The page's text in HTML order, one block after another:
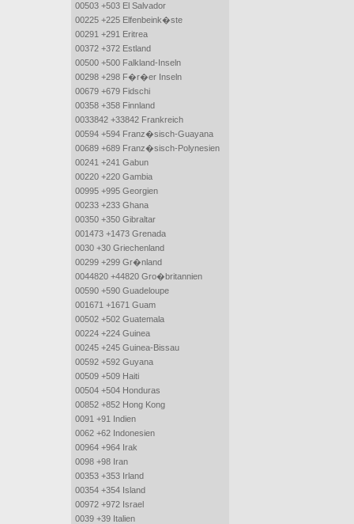
00503 +503 El Salvador
00225 +225 Elfenbeink�ste
00291 +291 Eritrea
00372 +372 Estland
00500 +500 Falkland-Inseln
00298 +298 F�r�er Inseln
00679 +679 Fidschi
00358 +358 Finnland
0033842 +33842 Frankreich
00594 +594 Franz�sisch-Guayana
00689 +689 Franz�sisch-Polynesien
00241 +241 Gabun
00220 +220 Gambia
00995 +995 Georgien
00233 +233 Ghana
00350 +350 Gibraltar
001473 +1473 Grenada
0030 +30 Griechenland
00299 +299 Gr�nland
0044820 +44820 Gro�britannien
00590 +590 Guadeloupe
001671 +1671 Guam
00502 +502 Guatemala
00224 +224 Guinea
00245 +245 Guinea-Bissau
00592 +592 Guyana
00509 +509 Haiti
00504 +504 Honduras
00852 +852 Hong Kong
0091 +91 Indien
0062 +62 Indonesien
00964 +964 Irak
0098 +98 Iran
00353 +353 Irland
00354 +354 Island
00972 +972 Israel
0039 +39 Italien